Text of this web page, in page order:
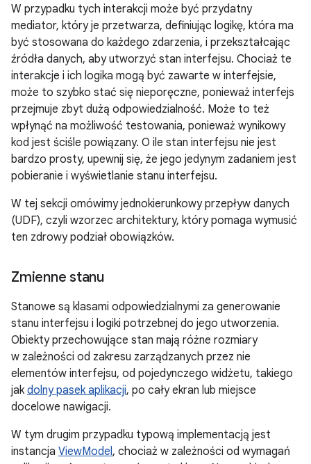
W przypadku tych interakcji może być przydatny
mediator, który je przetwarza, definiując logikę, która ma
być stosowana do każdego zdarzenia, i przekształcając
źródła danych, aby utworzyć stan interfejsu. Chociaż te
interakcje i ich logika mogą być zawarte w interfejsie,
może to szybko stać się nieporęczne, ponieważ interfejs
przejmuje zbyt dużą odpowiedzialność. Może to też
wpłynąć na możliwość testowania, ponieważ wynikowy
kod jest ściśle powiązany. O ile stan interfejsu nie jest
bardzo prosty, upewnij się, że jego jedynym zadaniem jest
pobieranie i wyświetlanie stanu interfejsu.
W tej sekcji omówimy jednokierunkowy przepływ danych
(UDF), czyli wzorzec architektury, który pomaga wymusić
ten zdrowy podział obowiązków.
Zmienne stanu
Stanowe są klasami odpowiedzialnymi za generowanie
stanu interfejsu i logiki potrzebnej do jego utworzenia.
Obiekty przechowujące stan mają różne rozmiary
w zależności od zakresu zarządzanych przez nie
elementów interfejsu, od pojedynczego widżetu, takiego
jak dolny pasek aplikacji, po cały ekran lub miejsce
docelowe nawigacji.
W tym drugim przypadku typową implementacją jest
instancja ViewModel, chociaż w zależności od wymagań